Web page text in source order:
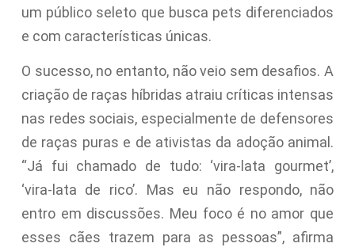
um público seleto que busca pets diferenciados
e com características únicas.
O sucesso, no entanto, não veio sem desafios. A
criação de raças híbridas atraiu críticas intensas
nas redes sociais, especialmente de defensores
de raças puras e de ativistas da adoção animal.
“Já fui chamado de tudo: ‘vira-lata gourmet’,
‘vira-lata de rico’. Mas eu não respondo, não
entro em discussões. Meu foco é no amor que
esses cães trazem para as pessoas”, afirma